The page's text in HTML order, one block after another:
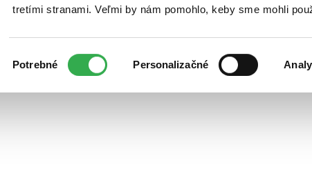
tretími stranami. Veľmi by nám pomohlo, keby sme mohli
súhlasu
Potrebné Personalizačné